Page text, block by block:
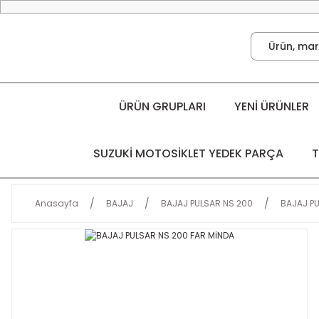
ÜRÜN GRUPLARI YENİ ÜRÜNLER
SUZUKİ MOTOSİKLET YEDEK PARÇA
Anasayfa BAJAJ BAJAJ PULSAR NS 200 BAJAJ